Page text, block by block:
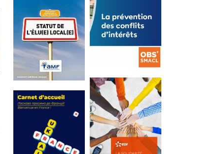
Statut de
l’élu local
Mise à jour avril
2024
La
prévention
des conflits
d’intérêts
18 septembre 2023
FEUILLETER